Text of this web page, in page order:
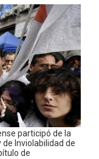
participó de la
Inviolabilidad de
de